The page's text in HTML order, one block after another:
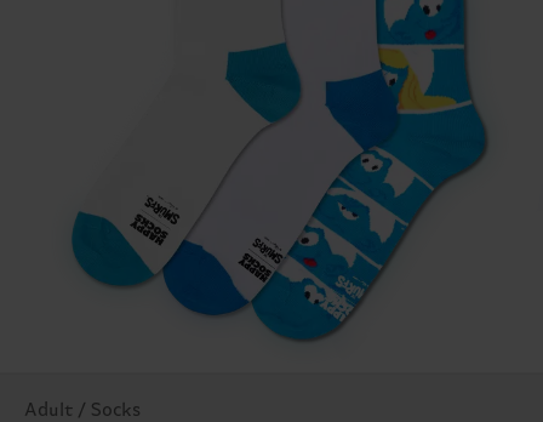
Adult / Socks